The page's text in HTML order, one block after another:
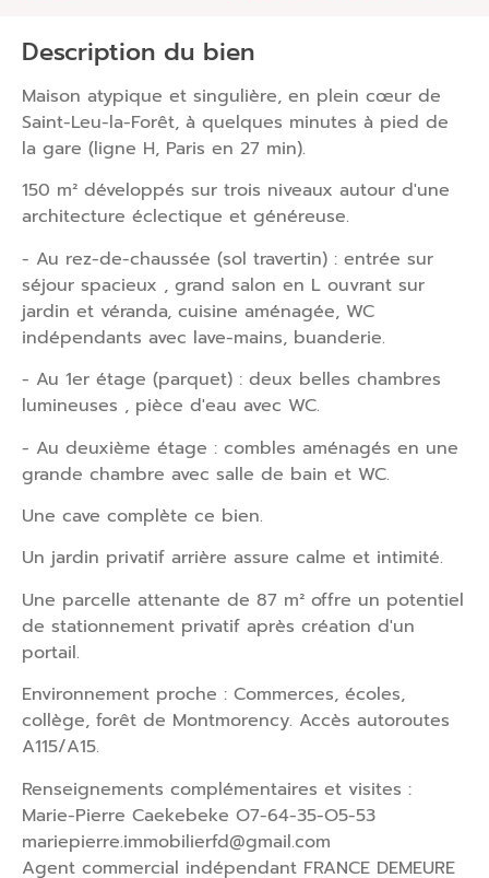
Description du bien
Maison atypique et singulière, en plein cœur de
Saint-Leu-la-Forêt, à quelques minutes à pied de
la gare (ligne H, Paris en 27 min).
150 m² développés sur trois niveaux autour d'une
architecture éclectique et généreuse.
- Au rez-de-chaussée (sol travertin) : entrée sur
séjour spacieux , grand salon en L ouvrant sur
jardin et véranda, cuisine aménagée, WC
indépendants avec lave-mains, buanderie.
- Au 1er étage (parquet) : deux belles chambres
lumineuses , pièce d'eau avec WC.
- Au deuxième étage : combles aménagés en une
grande chambre avec salle de bain et WC.
Une cave complète ce bien.
Un jardin privatif arrière assure calme et intimité.
Une parcelle attenante de 87 m² offre un potentiel
de stationnement privatif après création d'un
portail.
Environnement proche : Commerces, écoles,
collège, forêt de Montmorency. Accès autoroutes
A115/A15.
Renseignements complémentaires et visites :
Marie-Pierre Caekebeke O7-64-35-O5-53
mariepierre.immobilierfd@gmail.com
Agent commercial indépendant FRANCE DEMEURE